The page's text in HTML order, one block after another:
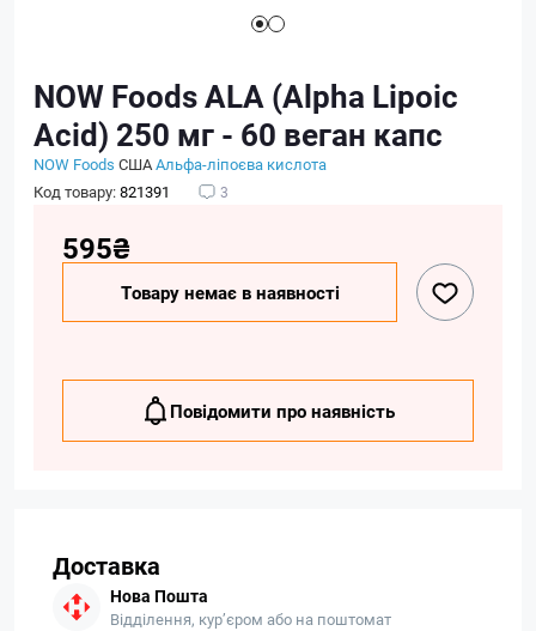
NOW Foods ALA (Alpha Lipoic
Acid) 250 мг - 60 веган капс
NOW Foods СШААльфа-ліпоєва кислота
Код товару:821391 3
595₴
Товару немає в наявності
Повідомити про наявність
Доставка
Нова Пошта
Відділення, кур’єром або на поштомат